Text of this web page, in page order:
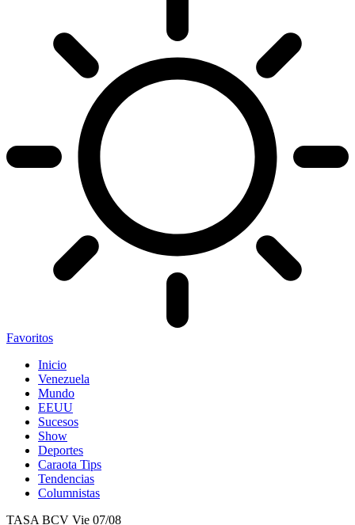
Favoritos
Inicio
Venezuela
Mundo
EEUU
Sucesos
Show
Deportes
Caraota Tips
Tendencias
Columnistas
TASA BCV Vie 07/08